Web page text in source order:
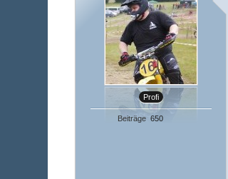
Profi
Beiträge 650